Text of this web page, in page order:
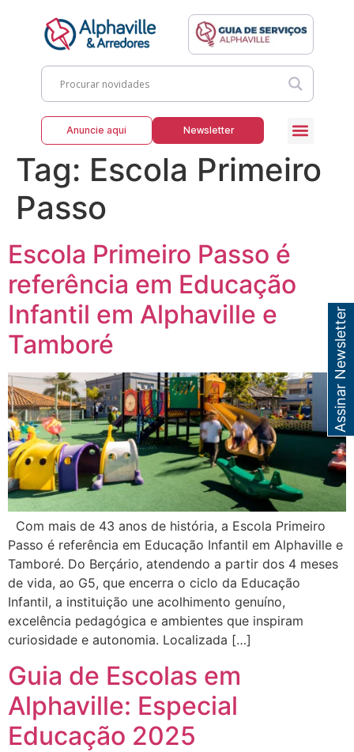
Anuncie aqui Newsletter
Tag: Escola Primeiro
Passo
Escola Primeiro Passo é
referência em Educação
Infantil em Alphaville e
Tamboré
Com mais de 43 anos de história, a Escola Primeiro
Passo é referência em Educação Infantil em Alphaville e
Tamboré. Do Berçário, atendendo a partir dos 4 meses
de vida, ao G5, que encerra o ciclo da Educação
Infantil, a instituição une acolhimento genuíno,
excelência pedagógica e ambientes que inspiram
curiosidade e autonomia. Localizada […]
Guia de Escolas em
Alphaville: Especial
Educação 2025
Assinar Newsletter